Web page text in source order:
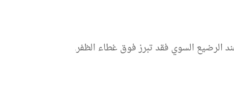
الرضيع السوي فقد تبرز فوق غطاء الظفر.